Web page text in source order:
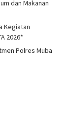
dan Makanan
Kegiatan
2026*
Polres Muba